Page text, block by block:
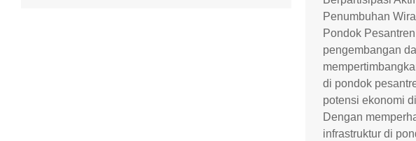
Penumbuhan
Pondok
pengembangan
di pondok
potensi ekonomi
Dengan
infrastruktur di